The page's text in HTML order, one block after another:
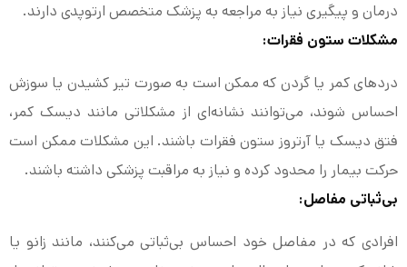
درمان و پیگیری نیاز به مراجعه به پزشک متخصص ارتوپدی دارند.
مشکلات ستون فقرات:
دردهای کمر یا گردن که ممکن است به صورت تیر کشیدن یا سوزش
احساس شوند، می‌توانند نشانه‌ای از مشکلاتی مانند دیسک کمر،
فتق دیسک یا آرتروز ستون فقرات باشند. این مشکلات ممکن است
حرکت بیمار را محدود کرده و نیاز به مراقبت پزشکی داشته باشند.
بی‌ثباتی مفاصل:
افرادی که در مفاصل خود احساس بی‌ثباتی می‌کنند، مانند زانو یا